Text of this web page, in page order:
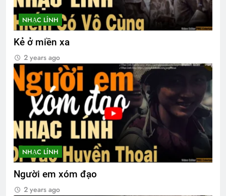
NHẠC LÍNH
Kẻ ở miền xa
2 years ago
NHẠC LÍNH
Người em xóm đạo
2 years ago